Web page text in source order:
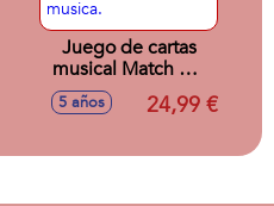
Juego de cartas
musical Match My
Beat Original. Mas
de 200 canciones.
plataformas de
5 años 24,99 €